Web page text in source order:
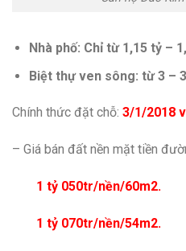
Nhà phố: Chỉ từ 1,15 tỷ –
Biệt thự ven sông: từ 3 –
Chính thức đặt chỗ: 3/1/2018
– Giá bán đất nền mặt tiền
1 tỷ 050tr/nền/60m2.
1 tỷ 070tr/nền/54m2.